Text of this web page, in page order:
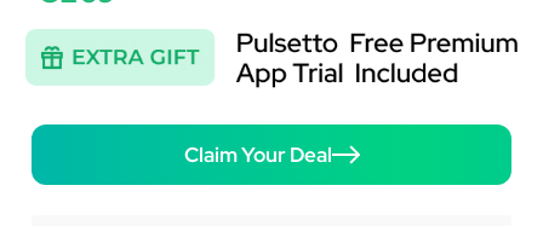
Claim Your Deal